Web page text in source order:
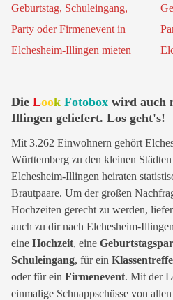
Die Look Fotobox wird auch
Illingen geliefert. Los geht's!
Mit 3.262 Einwohnern gehört
Württemberg zu den kleinen
Elchesheim-Illingen heiraten
Brautpaare. Um der großen
Hochzeiten gerecht zu werden,
auch zu dir nach Elchesheim-
eine Hochzeit, eine
Schuleingang, für ein
oder für ein Firmenevent. Mit der
einmalige Schnappschüsse von